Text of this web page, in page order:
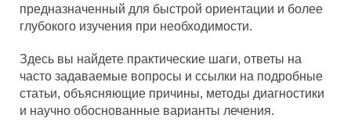
предназначенный для быстрой ориентации и более
глубокого изучения при необходимости.
Здесь вы найдете практические шаги, ответы на
часто задаваемые вопросы и ссылки на подробные
статьи, объясняющие причины, методы диагностики
и научно обоснованные варианты лечения.